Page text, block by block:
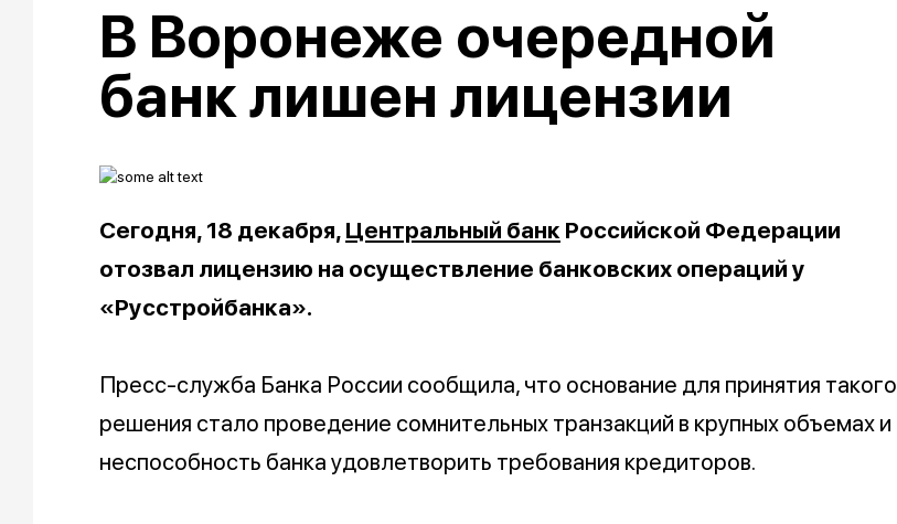
В Воронеже очередной
банк лишен лицензии
Сегодня, 18 декабря, Центральный банк Российской Федерации
отозвал лицензию на осуществление банковских операций у
«Русстройбанка».
Пресс-служба Банка России сообщила, что основание для принятия такого
решения стало проведение сомнительных транзакций в крупных объемах и
неспособность банка удовлетворить требования кредиторов.